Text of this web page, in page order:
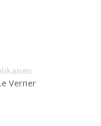
Verrier